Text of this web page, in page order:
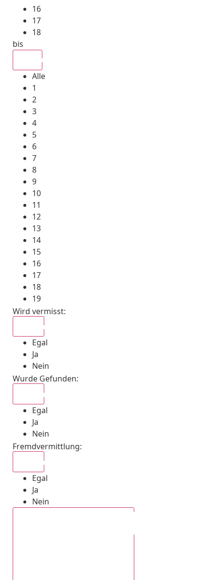
16
17
18
bis
Alle
1
2
3
4
5
6
7
8
9
10
11
12
13
14
15
16
17
18
19
Wird vermisst:
Egal
Ja
Nein
Wurde Gefunden:
Egal
Ja
Nein
Fremdvermittlung:
Egal
Ja
Nein